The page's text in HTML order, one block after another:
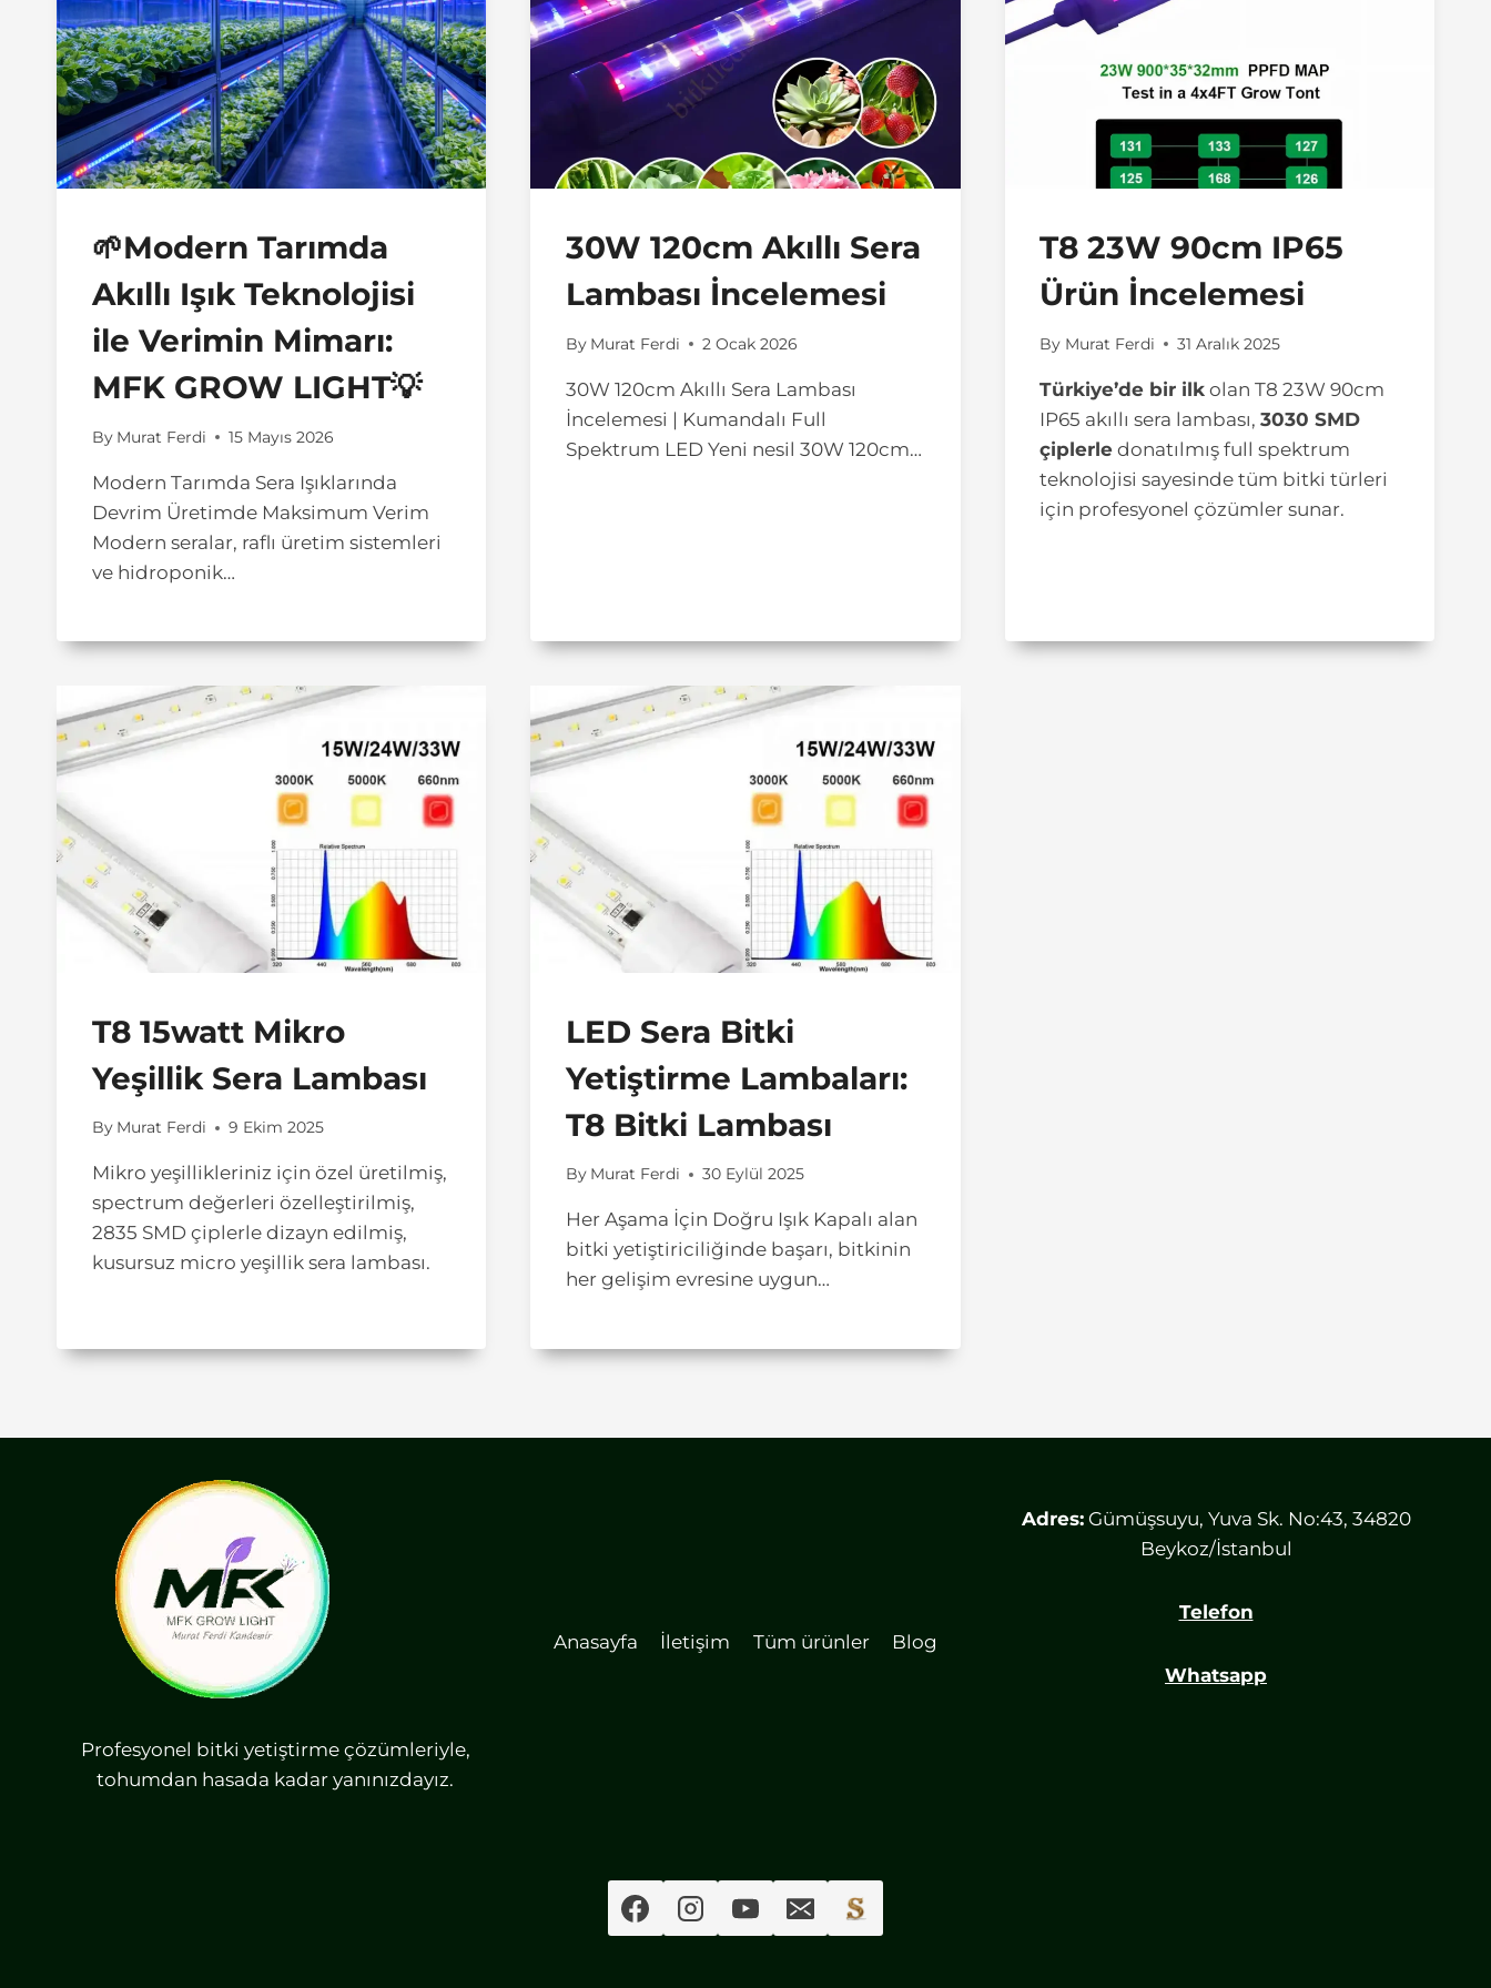
🌱Modern Tarımda
Akıllı Işık Teknolojisi
ile Verimin Mimarı:
MFK GROW LIGHT💡
By Murat Ferdi 15 Mayıs 2026
Modern Tarımda Sera Işıklarında
Devrim Üretimde Maksimum Verim
Modern seralar, raflı üretim sistemleri
ve hidroponik…
30W 120cm Akıllı Sera
Lambası İncelemesi
By Murat Ferdi 2 Ocak 2026
30W 120cm Akıllı Sera Lambası
İncelemesi | Kumandalı Full
Spektrum LED Yeni nesil 30W 120cm…
T8 23W 90cm IP65
Ürün İncelemesi
By Murat Ferdi 31 Aralık 2025
Türkiye’de bir ilk olan T8 23W 90cm
IP65 akıllı sera lambası,3030 SMD
çiplerle donatılmış full spektrum
teknolojisi sayesinde tüm bitki türleri
için profesyonel çözümler sunar.
T8 15watt Mikro
Yeşillik Sera Lambası
By Murat Ferdi 9 Ekim 2025
Mikro yeşillikleriniz için özel üretilmiş,
spectrum değerleri özelleştirilmiş,
2835 SMD çiplerle dizayn edilmiş,
kusursuz micro yeşillik sera lambası.
LED Sera Bitki
Yetiştirme Lambaları:
T8 Bitki Lambası
By Murat Ferdi 30 Eylül 2025
Her Aşama İçin Doğru Işık Kapalı alan
bitki yetiştiriciliğinde başarı, bitkinin
her gelişim evresine uygun…
Profesyonel bitki yetiştirme çözümleriyle,
tohumdan hasada kadar yanınızdayız.
Anasayfa İletişim Tüm ürünler Blog
Adres:Gümüşsuyu, Yuva Sk. No:43, 34820
Beykoz/İstanbul
Telefon
Whatsapp